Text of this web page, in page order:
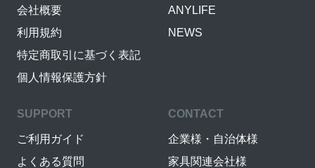
会社概要
利用規約
特定商取引に基づく表記
個人情報保護方針
ANYLIFE
NEWS
SUPPORT
ご利用ガイド
よくある質問
CONTACT
企業様・自治体様
家具関連会社様